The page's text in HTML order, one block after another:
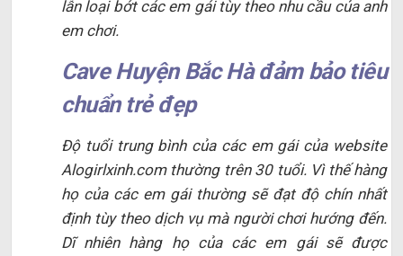
lẫn loại bớt các em gái tùy theo nhu cầu của anh
em chơi.
Cave Huyện Bắc Hà đảm bảo tiêu
chuẩn trẻ đẹp
Độ tuổi trung bình của các em gái của website
Alogirlxinh.com thường trên 30 tuổi. Vì thế hàng
họ của các em gái thường sẽ đạt độ chín nhất
định tùy theo dịch vụ mà người chơi hướng đến.
Dĩ nhiên hàng họ của các em gái sẽ được